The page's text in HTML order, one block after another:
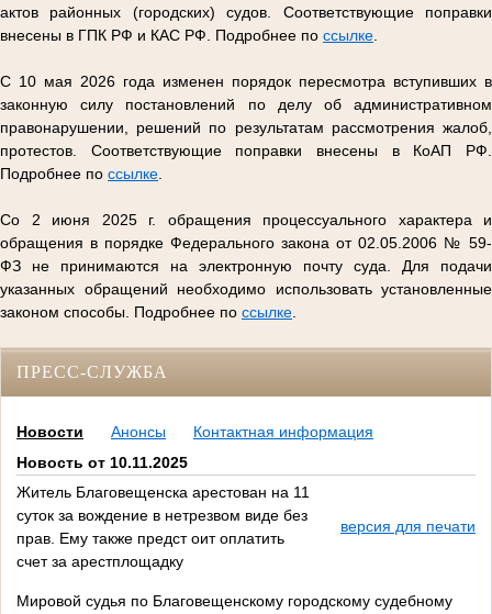
актов районных (городских) судов. Соответствующие поправки
внесены в ГПК РФ и КАС РФ. Подробнее по ссылке
С 10 мая 2026 года изменен порядок пересмотра вступивших в
законную силу постановлений по делу об административном
правонарушении, решений по результатам рассмотрения жалоб,
протестов. Соответствующие поправки внесены в КоАП РФ.
Подробнее по ссылке
Со 2 июня 2025 г. обращения процессуального характера и
обращения в порядке Федерального закона от 02.05.2006 № 59-
ФЗ не принимаются на электронную почту суда. Для подачи
указанных обращений необходимо использовать установленные
законом способы. Подробнее по ссылке
ПРЕСС-СЛУЖБА
Новости Анонсы
Контактная информация
Новость от 10.11.2025
Житель Благовещенска арестован на 11
суток за вождение в нетрезвом виде без
прав. Ему также предст оит оплатить
счет за арестплощадку
версия для печати
Мировой судья по Благовещенскому городскому судебному